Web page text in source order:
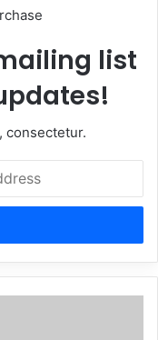
list
consectetur.